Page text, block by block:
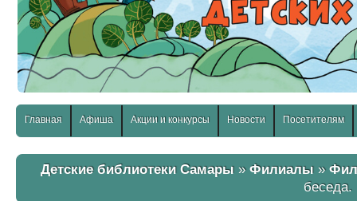
Главная Афиша Акции и конкурсы Новости Посетителям
Детские библиотеки Самары» Филиалы»
беседа.